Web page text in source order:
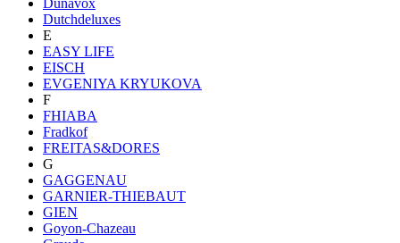
Dutchdeluxes
E
EASY LIFE
EISCH
EVGENIYA KRYUKOVA
F
FHIABA
Fradkof
FREITAS&DORES
G
GAGGENAU
GARNIER-THIEBAUT
GIEN
Goyon-Chazeau